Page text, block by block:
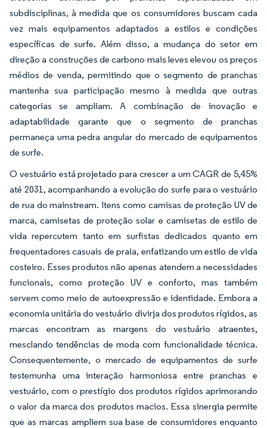
subdisciplinas, à medida que os consumidores buscam cada
vez mais equipamentos adaptados a estilos e condições
específicas de surfe. Além disso, a mudança do setor em
direção a construções de carbono mais leves elevou os preços
médios de venda, permitindo que o segmento de pranchas
mantenha sua participação mesmo à medida que outras
categorias se ampliam. A combinação de inovação e
adaptabilidade garante que o segmento de pranchas
permaneça uma pedra angular do mercado de equipamentos
de surfe.
O vestuário está projetado para crescer a um CAGR de 5,45%
até 2031, acompanhando a evolução do surfe para o vestuário
de rua do mainstream. Itens como camisas de proteção UV de
marca, camisetas de proteção solar e camisetas de estilo de
vida repercutem tanto em surfistas dedicados quanto em
frequentadores casuais de praia, enfatizando um estilo de vida
costeiro. Esses produtos não apenas atendem a necessidades
funcionais, como proteção UV e conforto, mas também
servem como meio de autoexpressão e identidade. Embora a
economia unitária do vestuário divirja dos produtos rígidos, as
marcas encontram as margens do vestuário atraentes,
mesclando tendências de moda com funcionalidade técnica.
Consequentemente, o mercado de equipamentos de surfe
testemunha uma interação harmoniosa entre pranchas e
vestuário, com o prestígio dos produtos rígidos aprimorando
o valor da marca dos produtos macios. Essa sinergia permite
que as marcas ampliem sua base de consumidores enquanto